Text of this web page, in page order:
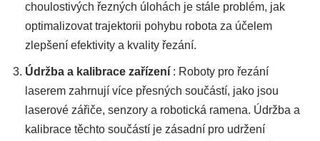
choulostivých řezných úlohách je stále problém, jak
optimalizovat trajektorii pohybu robota za účelem
zlepšení efektivity a kvality řezání.
Údržba a kalibrace zařízení : Roboty pro řezání
laserem zahrnují více přesných součástí, jako jsou
laserové zářiče, senzory a robotická ramena. Údržba a
kalibrace těchto součástí je zásadní pro udržení